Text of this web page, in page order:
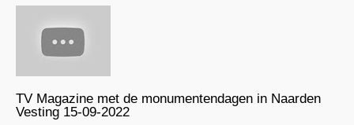
TV Magazine met de monumentendagen in Naarden
Vesting 15-09-2022